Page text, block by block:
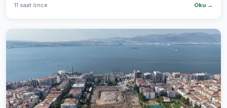
11 saat önce Oku →